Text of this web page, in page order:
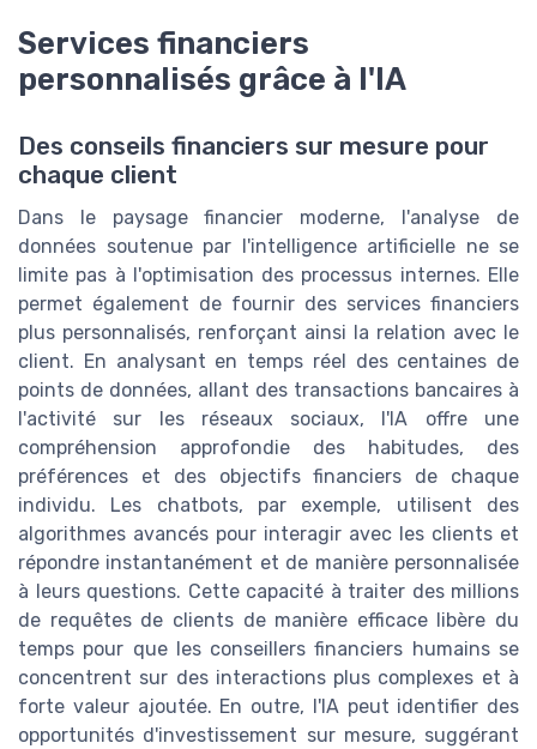
Services financiers
personnalisés grâce à l'IA
Des conseils financiers sur mesure pour
chaque client
Dans le paysage financier moderne, l'analyse de
données soutenue par l'intelligence artificielle ne se
limite pas à l'optimisation des processus internes. Elle
permet également de fournir des services financiers
plus personnalisés, renforçant ainsi la relation avec le
client. En analysant en temps réel des centaines de
points de données, allant des transactions bancaires à
l'activité sur les réseaux sociaux, l'IA offre une
compréhension approfondie des habitudes, des
préférences et des objectifs financiers de chaque
individu. Les chatbots, par exemple, utilisent des
algorithmes avancés pour interagir avec les clients et
répondre instantanément et de manière personnalisée
à leurs questions. Cette capacité à traiter des millions
de requêtes de clients de manière efficace libère du
temps pour que les conseillers financiers humains se
concentrent sur des interactions plus complexes et à
forte valeur ajoutée. En outre, l'IA peut identifier des
opportunités d'investissement sur mesure, suggérant